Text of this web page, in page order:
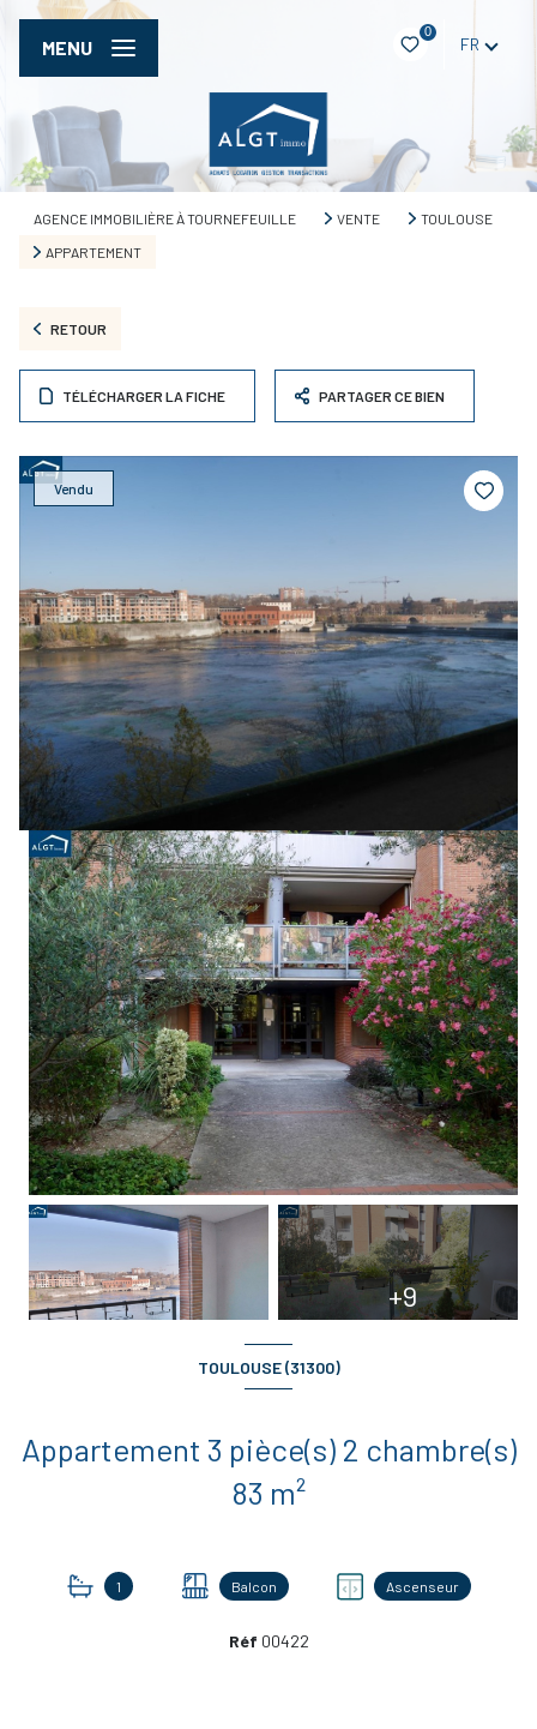
0
FR
MENU
AGENCE IMMOBILIÈRE À TOURNEFEUILLE VENTE
TOULOUSE
APPARTEMENT
RETOUR
TÉLÉCHARGER LA FICHE PARTAGER CE BIEN
Vendu
+9
TOULOUSE (31300)
Appartement 3 pièce(s) 2 chambre(s)
83 m²
1 Balcon Ascenseur
Réf 00422